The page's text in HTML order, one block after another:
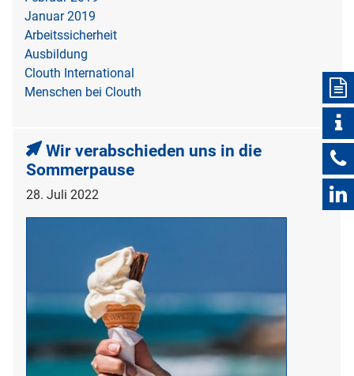
Januar 2019
Arbeitssicherheit
Ausbildung
Clouth International
Menschen bei Clouth
Wir verabschieden uns in die
Sommerpause
28. Juli 2022